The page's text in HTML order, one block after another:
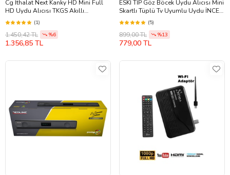
Cg İthalat Next Kanky HD Mini Full
HD Uydu Alıcısı TKGS Akıllı
Kumanda
(1)
1.450,42 TL %6
1.356,85 TL
ESKİ TİP Göz Böcek Uydu Alıcısı Mini
Skartlı Tüplü Tv Uyumlu Uydu İNCE
LCD TV YE OLMAZ
(5)
899,00 TL %13
779,00 TL